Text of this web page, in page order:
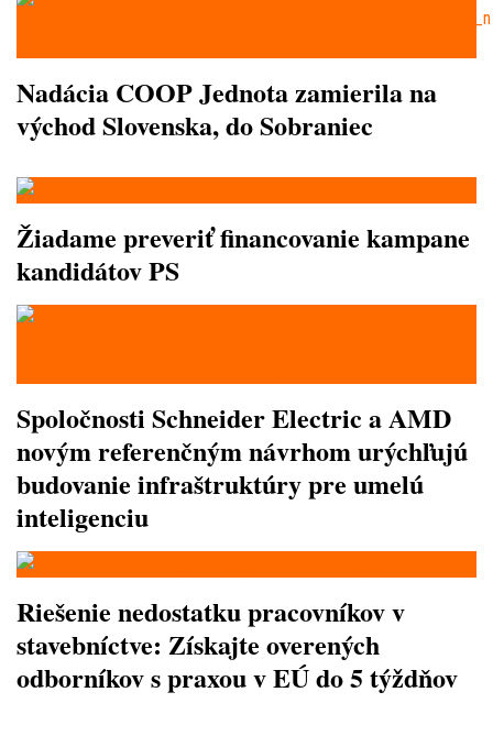
Nadácia COOP Jednota zamierila na
východ Slovenska, do Sobraniec
Žiadame preveriť financovanie kampane
kandidátov PS
Spoločnosti Schneider Electric a AMD
novým referenčným návrhom urýchľujú
budovanie infraštruktúry pre umelú
inteligenciu
Riešenie nedostatku pracovníkov v
stavebníctve: Získajte overených
odborníkov s praxou v EÚ do 5 týždňov